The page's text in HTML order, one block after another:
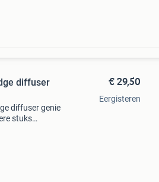
diffuser
diffuser genie
stuks
€ 29,50
Eergisteren